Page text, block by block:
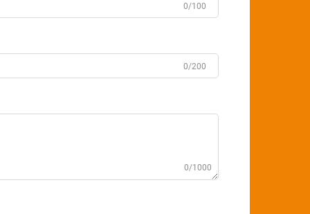
0/100
0/200
0/1000